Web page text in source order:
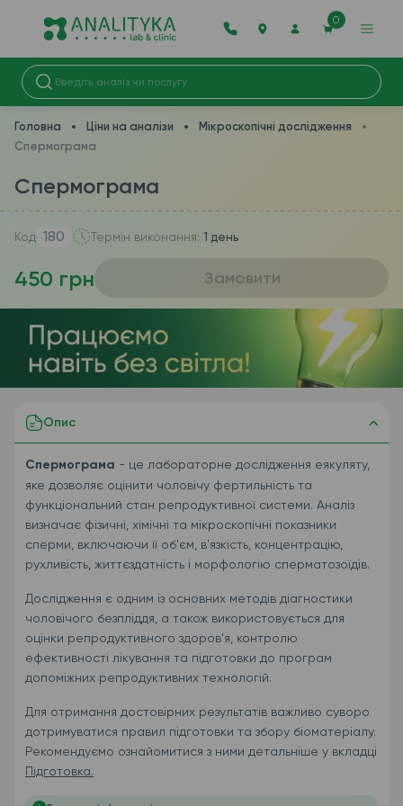
0
Головна Ціни на аналізи
Мікроскопічні дослідження
Спермограма
Спермограма
Код 180 Термін виконання: 1 день
450 грн Замовити
Опис
Спермограма - це лабораторне дослідження еякуляту,
яке дозволяє оцінити чоловічу фертильність та
функціональний стан репродуктивної системи. Аналіз
визначає фізичні, хімічні та мікроскопічні показники
сперми, включаючи її об'єм, в'язкість, концентрацію,
рухливість, життєздатність і морфологію сперматозоїдів.
Дослідження є одним із основних методів діагностики
чоловічого безпліддя, а також використовується для
оцінки репродуктивного здоров'я, контролю
ефективності лікування та підготовки до програм
допоміжних репродуктивних технологій.
Для отримання достовірних результатів важливо суворо
дотримуватися правил підготовки та збору біоматеріалу.
Рекомендуємо ознайомитися з ними детальніше у вкладці
Підготовка.